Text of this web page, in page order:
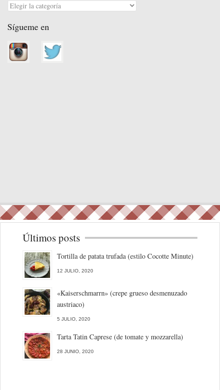
Categorías
Sígueme en
Últimos posts
Tortilla de patata trufada (estilo Cocotte Minute)
12 JULIO, 2020
«Kaiserschmarrn» (crepe grueso desmenuzado
austriaco)
5 JULIO, 2020
Tarta Tatin Caprese (de tomate y mozzarella)
28 JUNIO, 2020